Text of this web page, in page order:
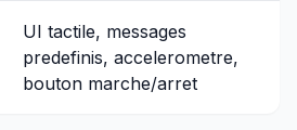
UI tactile, messages
predefinis, accelerometre,
bouton marche/arret